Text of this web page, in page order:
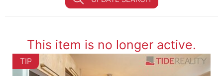
This item is no longer active.
TIP